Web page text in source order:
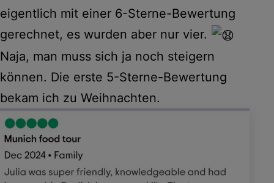
eigentlich mit einer 6-Sterne-Bewertung
gerechnet, es wurden aber nur vier.
Naja, man muss sich ja noch steigern
können. Die erste 5-Sterne-Bewertung
bekam ich zu Weihnachten.